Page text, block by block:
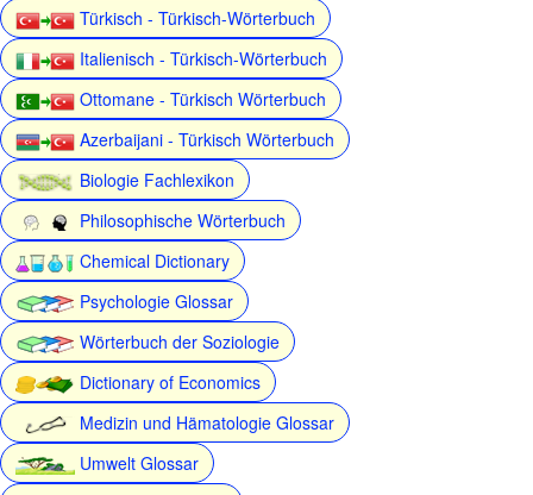
Türkisch - Türkisch-Wörterbuch
Italienisch - Türkisch-Wörterbuch
Ottomane - Türkisch Wörterbuch
Azerbaijani - Türkisch Wörterbuch
Biologie Fachlexikon
Philosophische Wörterbuch
Chemical Dictionary
Psychologie Glossar
Wörterbuch der Soziologie
Dictionary of Economics
Medizin und Hämatologie Glossar
Umwelt Glossar